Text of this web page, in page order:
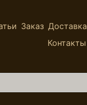
Заказ Доставка
Контакты